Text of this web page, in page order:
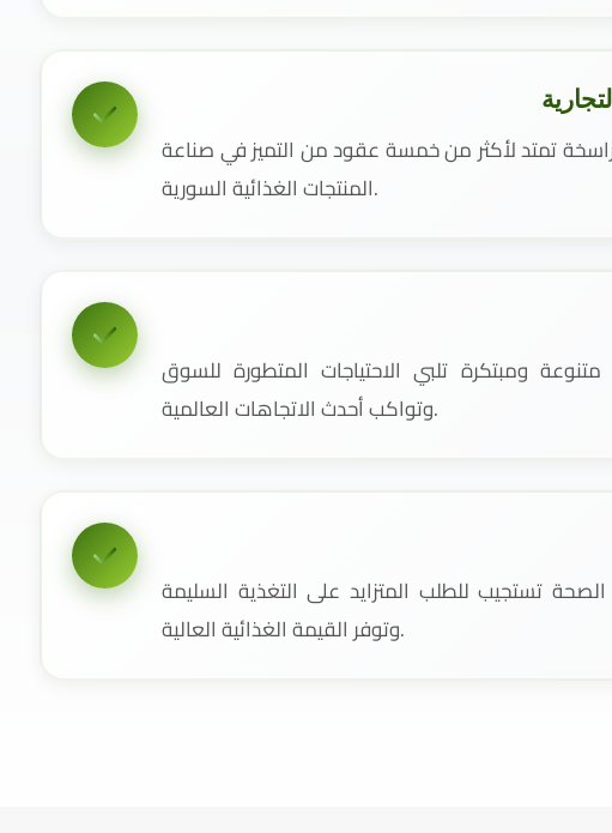
تمتد لأكثر من خمسة عقود من التميز في صناعة
المنتجات الغذائية السورية.
ومبتكرة تلبي الاحتياجات المتطورة للسوق
وتواكب أحدث الاتجاهات العالمية.
تستجيب للطلب المتزايد على التغذية السليمة
وتوفر القيمة الغذائية العالية.